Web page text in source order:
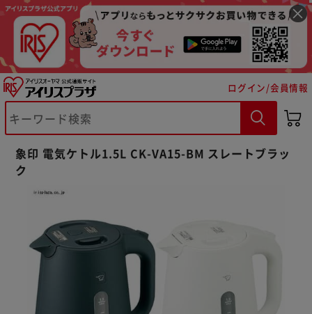
ログイン/会員情報
象印 電気ケトル1.5L CK-VA15-BM スレートブラッ
ク
※ご確認ください